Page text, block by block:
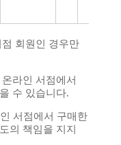
회원인 경우만
라인 서점에서
수 있습니다.
서점에서 구매한
의 책임을 지지